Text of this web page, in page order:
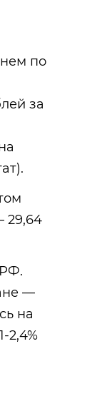
по
за
29,64
—
на
2,4%